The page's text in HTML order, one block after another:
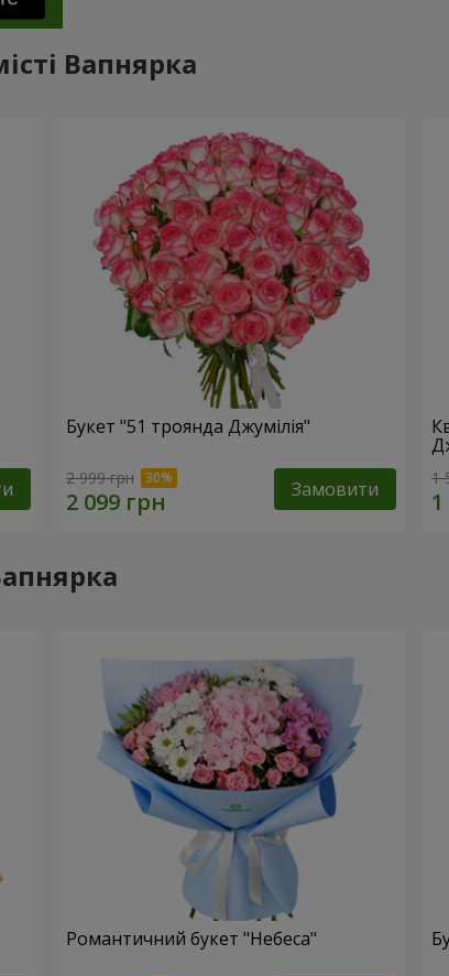
Вапнярка
Букет "51 троянда Джумілія"
2 999 грн Замовити 1
Романтичний букет "Небеса"